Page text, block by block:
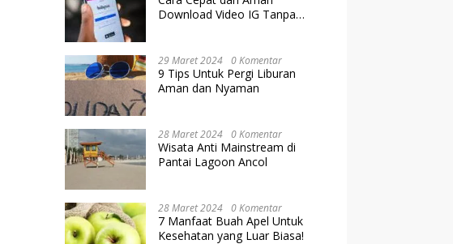
Download Video IG Tanpa
29 Maret 2024 0 Komentar
9 Tips Untuk Pergi Liburan
Aman dan Nyaman
28 Maret 2024 0 Komentar
Wisata Anti Mainstream di
Pantai Lagoon Ancol
28 Maret 2024 0 Komentar
7 Manfaat Buah Apel Untuk
Kesehatan yang Luar Biasa!